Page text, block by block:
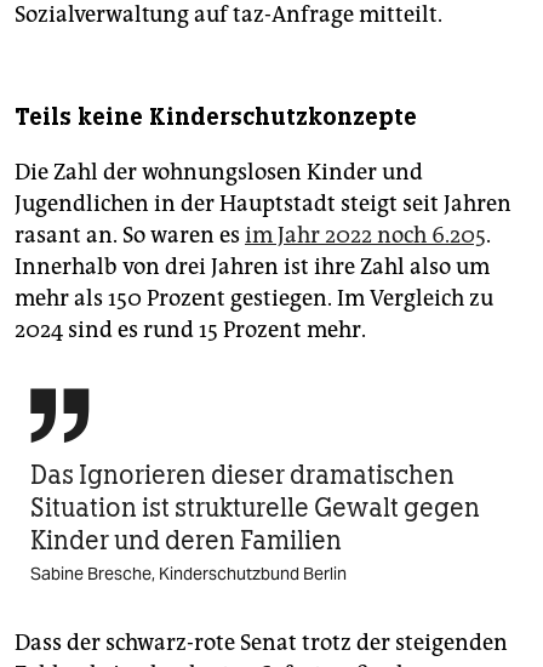
Sozialverwaltung auf taz-Anfrage mitteilt.
Teils keine Kinderschutzkonzepte
Die Zahl der wohnungslosen Kinder und
Jugendlichen in der Hauptstadt steigt seit Jahren
rasant an. So waren es im Jahr 2022 noch 6.205.
Innerhalb von drei Jahren ist ihre Zahl also um
mehr als 150 Prozent gestiegen. Im Vergleich zu
2024 sind es rund 15 Prozent mehr.

Das Ignorieren dieser dramatischen
Situation ist strukturelle Gewalt gegen
Kinder und deren Familien
Sabine Bresche, Kinderschutzbund Berlin
Dass der schwarz-rote Senat trotz der steigenden